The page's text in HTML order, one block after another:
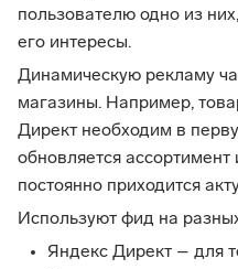
пользователю одно из
его интересы.
Динамическую рекламу
магазины. Например,
Директ необходим в
обновляется
постоянно приходится
Используют фид на
Яндекс Директ – для